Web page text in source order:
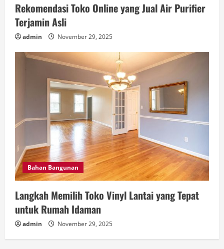
Rekomendasi Toko Online yang Jual Air Purifier
Terjamin Asli
admin November 29, 2025
Bahan Bangunan
Langkah Memilih Toko Vinyl Lantai yang Tepat
untuk Rumah Idaman
admin November 29, 2025